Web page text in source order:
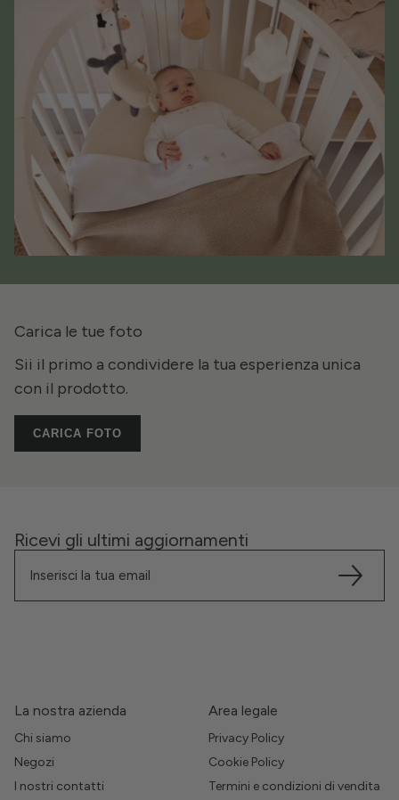
Carica le tue foto
Sii il primo a condividere la tua esperienza unica
con il prodotto.
CARICA FOTO
Ricevi gli ultimi aggiornamenti
La nostra azienda
Chi siamo
Negozi
I nostri contatti
Area legale
Privacy Policy
Cookie Policy
Termini e condizioni di vendita